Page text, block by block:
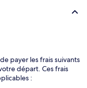
payer les frais suivants
départ. Ces frais
: